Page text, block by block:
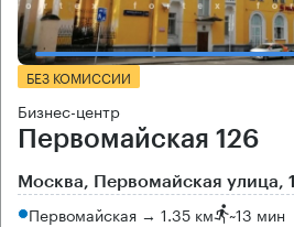
БЕЗ КОМИССИИ
Бизнес-центр
Первомайская 126
Москва, Первомайская улица,
Первомайская → 1.35 км ~13 мин